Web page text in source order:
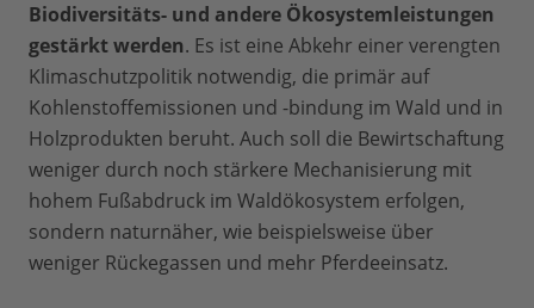
Biodiversitäts- und andere Ökosystemleistungen
gestärkt werden. Es ist eine Abkehr einer verengten
Klimaschutzpolitik notwendig, die primär auf
Kohlenstoffemissionen und -bindung im Wald und in
Holzprodukten beruht. Auch soll die Bewirtschaftung
weniger durch noch stärkere Mechanisierung mit
hohem Fußabdruck im Waldökosystem erfolgen,
sondern naturnäher, wie beispielsweise über
weniger Rückegassen und mehr Pferdeeinsatz.